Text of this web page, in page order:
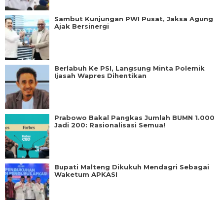
Sambut Kunjungan PWI Pusat, Jaksa Agung
Ajak Bersinergi
Berlabuh Ke PSI, Langsung Minta Polemik
Ijasah Wapres Dihentikan
Prabowo Bakal Pangkas Jumlah BUMN 1.000
Jadi 200: Rasionalisasi Semua!
Bupati Malteng Dikukuh Mendagri Sebagai
Waketum APKASI